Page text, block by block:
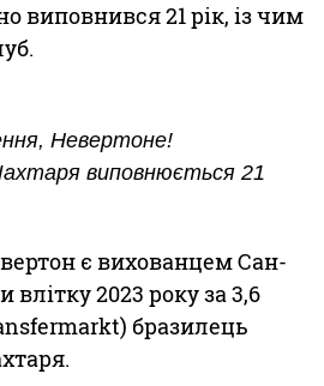
виповнився 21 рік, із чим
Невертоне!
виповнюється 21
є вихованцем Сан-
влітку 2023 року за 3,6
бразилець